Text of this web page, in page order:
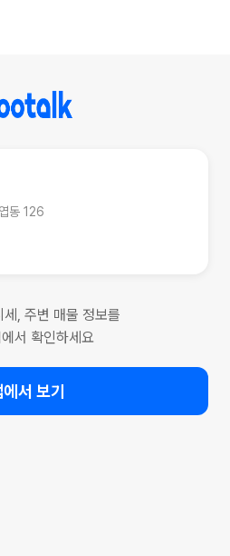
동 126
세, 주변 매물 정보를
서 확인하세요
에서 보기